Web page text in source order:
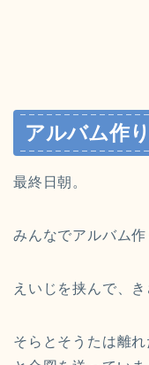
アルバム作り
最終日朝。
みんなでアルバム作
えいじを挟んで、
そらとそうたは離